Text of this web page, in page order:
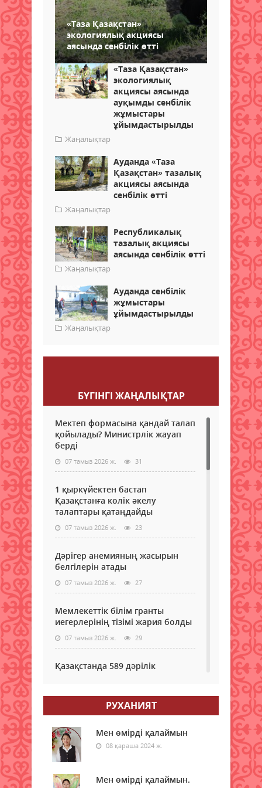
«Таза Қазақстан»
экологиялық акциясы
аясында сенбілік өтті
«Таза Қазақстан»
экологиялық
акциясы аясында
ауқымды сенбілік
жұмыстары
ұйымдастырылды
Жаңалықтар
Ауданда «Таза
Қазақстан» тазалық
акциясы аясында
сенбілік өтті
Жаңалықтар
Республикалық
тазалық акциясы
аясында сенбілік өтті
Жаңалықтар
Ауданда сенбілік
жұмыстары
ұйымдастырылды
Жаңалықтар
БҮГІНГI ЖАҢАЛЫҚТАР
Мектеп формасына қандай талап
қойылады? Министрлік жауап
берді
07 тамыз 2026 ж. 31
1 қыркүйектен бастап
Қазақстанға көлік әкелу
талаптары қатаңдайды
07 тамыз 2026 ж. 23
Дәрігер анемияның жасырын
белгілерін атады
07 тамыз 2026 ж. 27
Мемлекеттік білім гранты
иегерлерінің тізімі жария болды
07 тамыз 2026 ж. 29
Қазақстанда 589 дәрілік
маңызды мәлімдеме: ата-аналар
нені білуі керек
07 тамыз 2026 ж.
РУХАНИЯТ
Мен өмірді қалаймын
08 қараша 2024 ж.
Мен өмірді қалаймын.